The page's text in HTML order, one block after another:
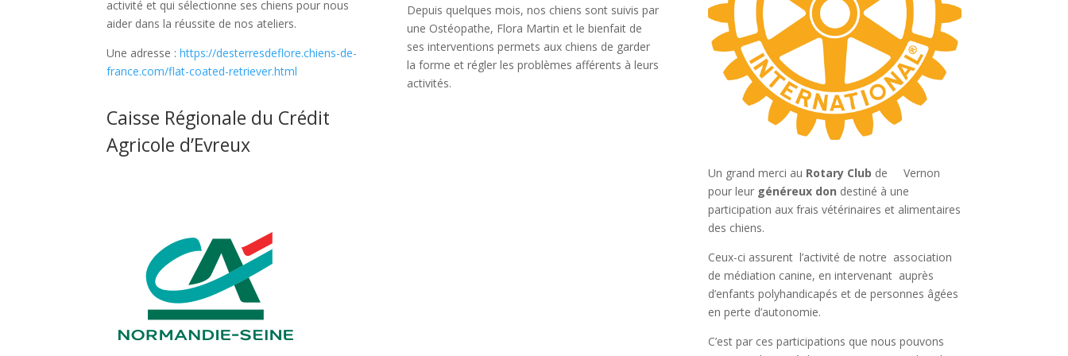
activité et qui sélectionne ses chiens pour nous
aider dans la réussite de nos ateliers.
Une adresse :https://desterresdeflore.chiens-de-
france.com/flat-coated-retriever.html
Caisse Régionale du Crédit
Agricole d’Evreux
Depuis quelques mois, nos chiens sont suivis par
une Ostéopathe, Flora Martin et le bienfait de
ses interventions permets aux chiens de garder
la forme et régler les problèmes afférents à leurs
activités.
Un grand merci au Rotary Club de Vernon
pour leur généreux don destiné à une
participation aux frais vétérinaires et alimentaires
des chiens.
Ceux-ci assurent l’activité de notre association
de médiation canine, en intervenant auprès
d’enfants polyhandicapés et de personnes âgées
en perte d’autonomie.
C’est par ces participations que nous pouvons